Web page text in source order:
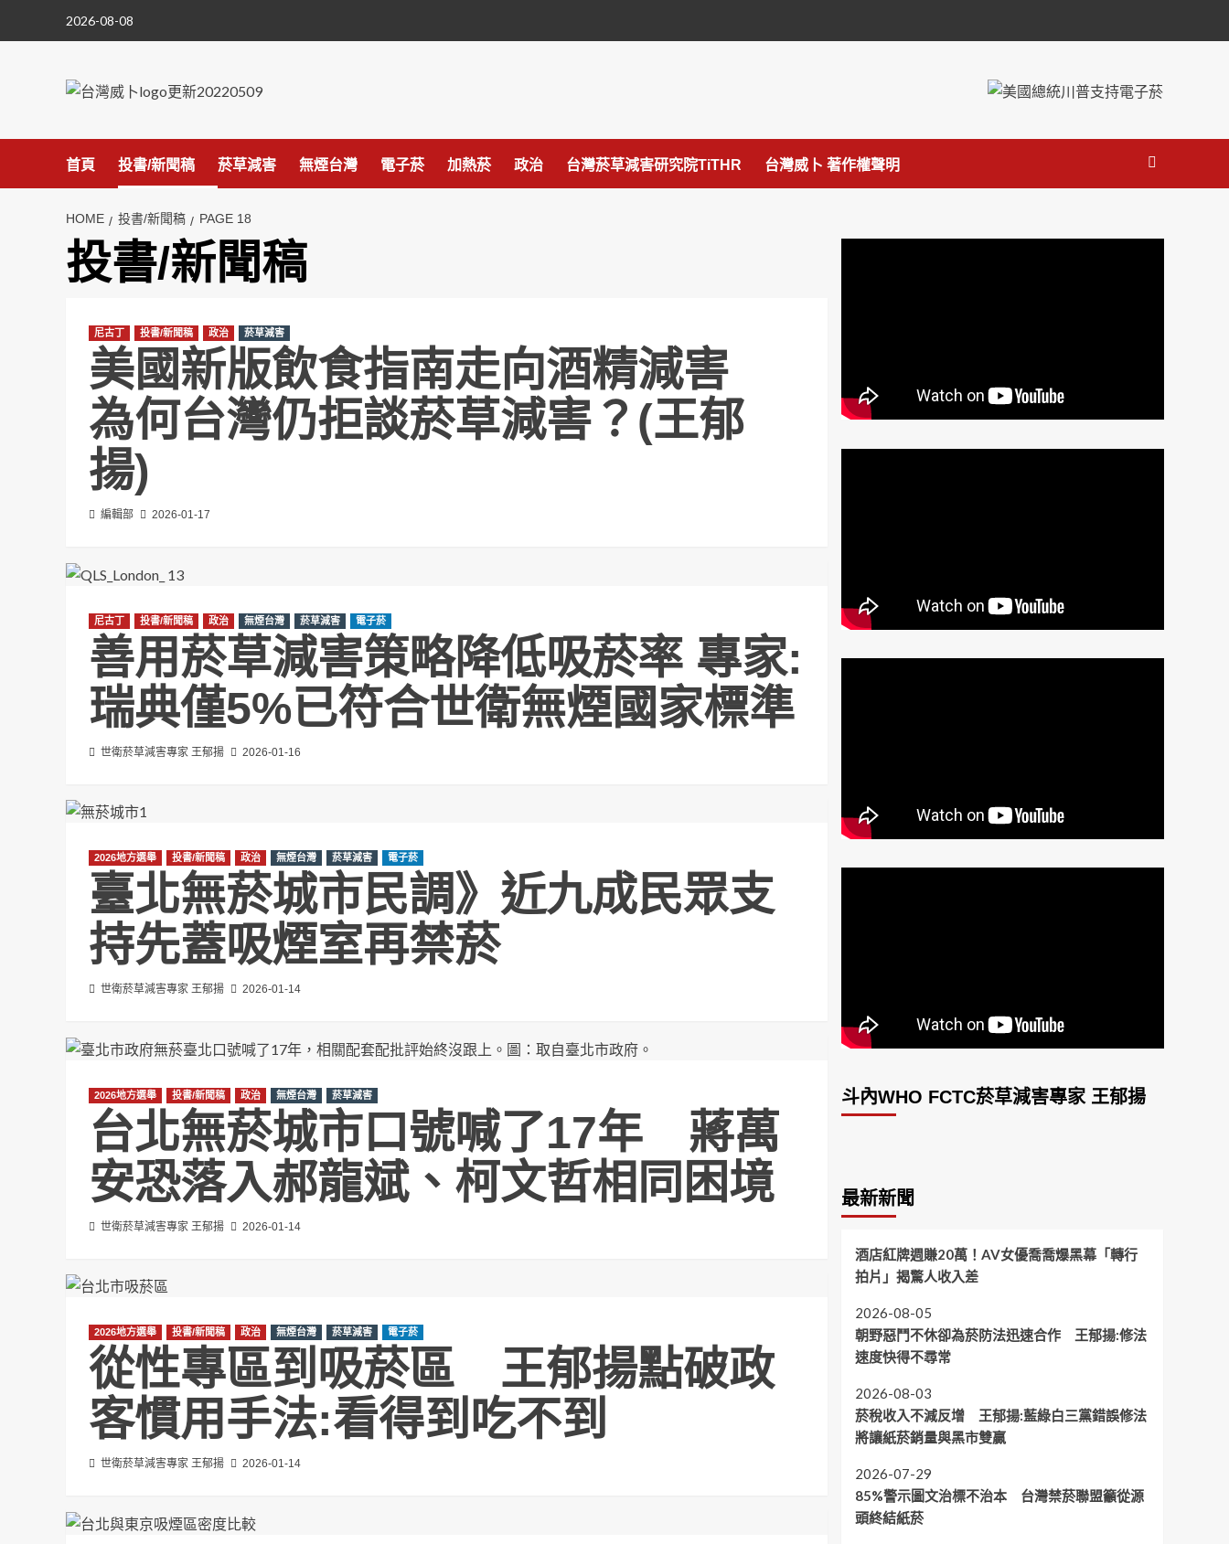
2026-08-08
首頁 投書/新聞稿 菸草減害 無煙台灣 電子菸 加熱菸 政治 台灣菸草減害研究院TiTHR 台灣威卜 著作權聲明
HOME 投書/新聞稿 PAGE 18
投書/新聞稿
尼古丁 投書/新聞稿 政治 菸草減害
美國新版飲食指南走向酒精減害
為何台灣仍拒談菸草減害？(王郁
揚)
編輯部 2026-01-17
尼古丁 投書/新聞稿 政治 無煙台灣 菸草減害 電子菸
善用菸草減害策略降低吸菸率 專家:
瑞典僅5%已符合世衛無煙國家標準
世衛菸草減害專家 王郁揚 2026-01-16
2026地方選舉 投書/新聞稿 政治 無煙台灣 菸草減害 電子菸
臺北無菸城市民調》近九成民眾支
持先蓋吸煙室再禁菸
世衛菸草減害專家 王郁揚 2026-01-14
2026地方選舉 投書/新聞稿 政治 無煙台灣 菸草減害
台北無菸城市口號喊了17年 蔣萬
安恐落入郝龍斌、柯文哲相同困境
世衛菸草減害專家 王郁揚 2026-01-14
2026地方選舉 投書/新聞稿 政治 無煙台灣 菸草減害 電子菸
從性專區到吸菸區 王郁揚點破政
客慣用手法:看得到吃不到
世衛菸草減害專家 王郁揚 2026-01-14
斗內WHO FCTC菸草減害專家 王郁揚
最新新聞
酒店紅牌週賺20萬！AV女優喬喬爆黑幕「轉行
拍片」揭驚人收入差
2026-08-05
朝野惡鬥不休卻為菸防法迅速合作 王郁揚:修法
速度快得不尋常
2026-08-03
菸稅收入不減反增 王郁揚:藍綠白三黨錯誤修法
將讓紙菸銷量與黑市雙贏
2026-07-29
85%警示圖文治標不治本 台灣禁菸聯盟籲從源
頭終結紙菸